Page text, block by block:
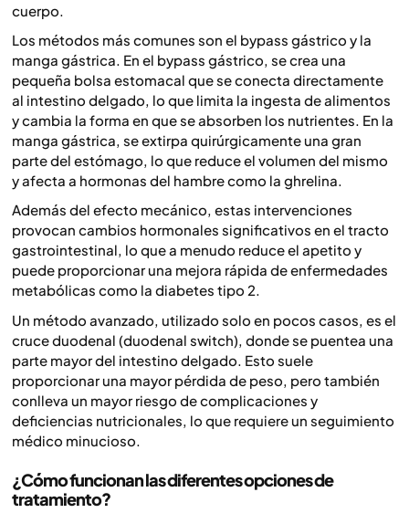
cuerpo.
Los métodos más comunes son el bypass gástrico y la
manga gástrica. En el bypass gástrico, se crea una
pequeña bolsa estomacal que se conecta directamente
al intestino delgado, lo que limita la ingesta de alimentos
y cambia la forma en que se absorben los nutrientes. En la
manga gástrica, se extirpa quirúrgicamente una gran
parte del estómago, lo que reduce el volumen del mismo
y afecta a hormonas del hambre como la ghrelina.
Además del efecto mecánico, estas intervenciones
provocan cambios hormonales significativos en el tracto
gastrointestinal, lo que a menudo reduce el apetito y
puede proporcionar una mejora rápida de enfermedades
metabólicas como la diabetes tipo 2.
Un método avanzado, utilizado solo en pocos casos, es el
cruce duodenal (duodenal switch), donde se puentea una
parte mayor del intestino delgado. Esto suele
proporcionar una mayor pérdida de peso, pero también
conlleva un mayor riesgo de complicaciones y
deficiencias nutricionales, lo que requiere un seguimiento
médico minucioso.
¿Cómo funcionan las diferentes opciones de
tratamiento?